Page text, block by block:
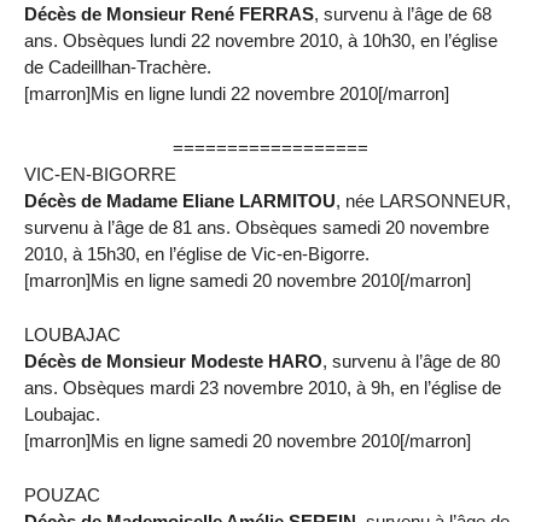
Décès de Monsieur René FERRAS, survenu à l’âge de 68
ans. Obsèques lundi 22 novembre 2010, à 10h30, en l’église
de Cadeillhan-Trachère.
[marron]Mis en ligne lundi 22 novembre 2010[/marron]
==================
VIC-EN-BIGORRE
Décès de Madame Eliane LARMITOU, née LARSONNEUR,
survenu à l’âge de 81 ans. Obsèques samedi 20 novembre
2010, à 15h30, en l’église de Vic-en-Bigorre.
[marron]Mis en ligne samedi 20 novembre 2010[/marron]
LOUBAJAC
Décès de Monsieur Modeste HARO, survenu à l’âge de 80
ans. Obsèques mardi 23 novembre 2010, à 9h, en l’église de
Loubajac.
[marron]Mis en ligne samedi 20 novembre 2010[/marron]
POUZAC